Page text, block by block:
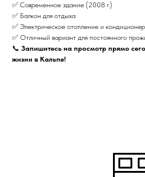
✅ Современное здание (2008 г.)
✅ Балкон для отдыха
✅ Электрическое отопление и
✅ Отличный вариант для постоянного
📞 Запишитесь на просмотр прямо
жизни в Кальпе!